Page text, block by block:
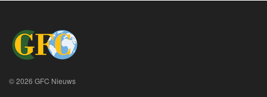
© 2026 GFC Nieuws